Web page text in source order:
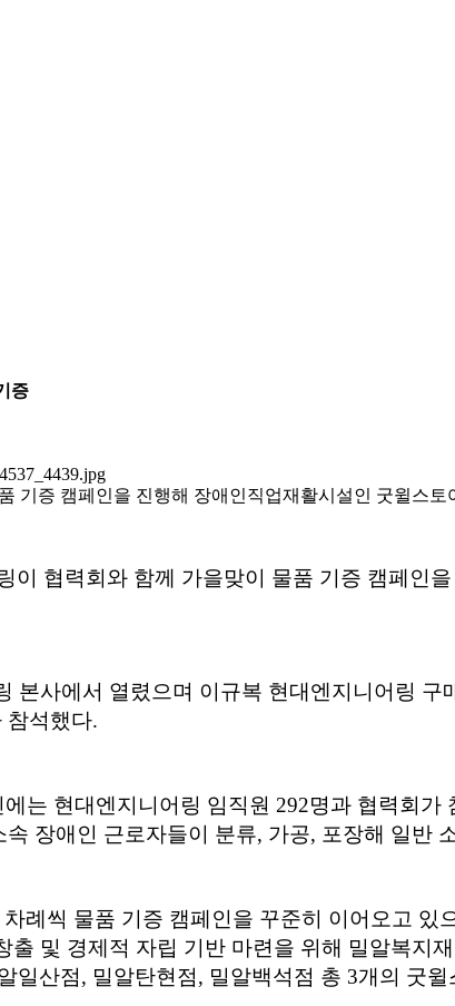
증
기증 캠페인을 진행해 장애인직업재활시설인 굿윌스
이 협력회와 함께 가을맞이 물품 기증 캠페인
본사에서 열렸으며 이규복 현대엔지니어링
참석했다.
는 현대엔지니어링 임직원 292명과 협력회
장애인 근로자들이 분류, 가공, 포장해 일반
례씩 물품 기증 캠페인을 꾸준히 이어오고
출 및 경제적 자립 기반 마련을 위해 밀알복지
일산점, 밀알탄현점, 밀알백석점 총 3개의 굿